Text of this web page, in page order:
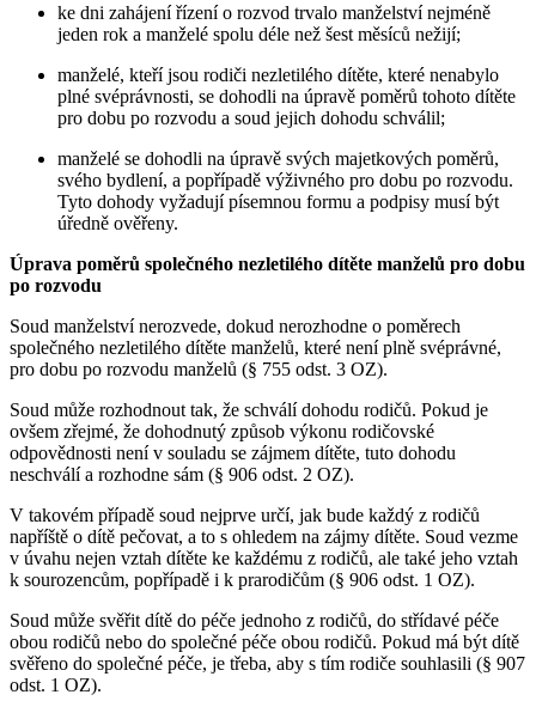
ke dni zahájení řízení o rozvod trvalo manželství nejméně
jeden rok a manželé spolu déle než šest měsíců nežijí;
manželé, kteří jsou rodiči nezletilého dítěte, které nenabylo
plné svéprávnosti, se dohodli na úpravě poměrů tohoto dítěte
pro dobu po rozvodu a soud jejich dohodu schválil;
manželé se dohodli na úpravě svých majetkových poměrů,
svého bydlení, a popřípadě výživného pro dobu po rozvodu.
Tyto dohody vyžadují písemnou formu a podpisy musí být
úředně ověřeny.
Úprava poměrů společného nezletilého dítěte manželů pro dobu
po rozvodu
Soud manželství nerozvede, dokud nerozhodne o poměrech
společného nezletilého dítěte manželů, které není plně svéprávné,
pro dobu po rozvodu manželů (§ 755 odst. 3 OZ).
Soud může rozhodnout tak, že schválí dohodu rodičů. Pokud je
ovšem zřejmé, že dohodnutý způsob výkonu rodičovské
odpovědnosti není v souladu se zájmem dítěte, tuto dohodu
neschválí a rozhodne sám (§ 906 odst. 2 OZ).
V takovém případě soud nejprve určí, jak bude každý z rodičů
napříště o dítě pečovat, a to s ohledem na zájmy dítěte. Soud vezme
v úvahu nejen vztah dítěte ke každému z rodičů, ale také jeho vztah
k sourozencům, popřípadě i k prarodičům (§ 906 odst. 1 OZ).
Soud může svěřit dítě do péče jednoho z rodičů, do střídavé péče
obou rodičů nebo do společné péče obou rodičů. Pokud má být dítě
svěřeno do společné péče, je třeba, aby s tím rodiče souhlasili (§ 907
odst. 1 OZ).